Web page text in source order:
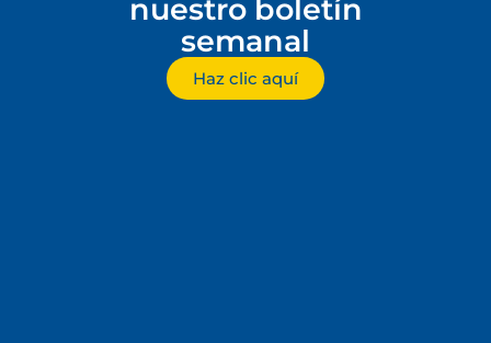
nuestro boletín
semanal
Haz clic aquí